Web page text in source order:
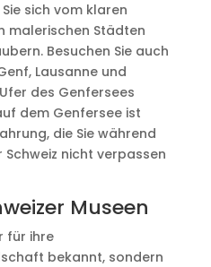
sich vom klaren
malerischen Städten
Besuchen Sie auch
Lausanne und
des Genfersees
dem Genfersee ist
die Sie während
nicht verpassen
Museen
für ihre
bekannt, sondern